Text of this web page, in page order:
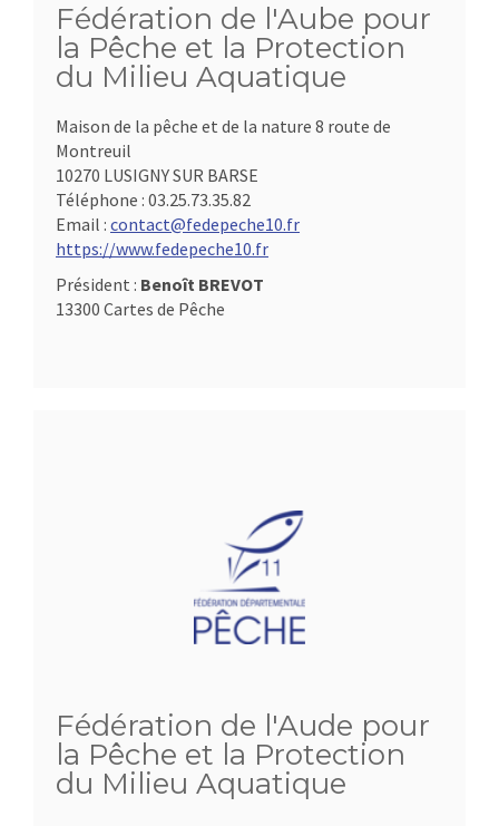
Fédération de l'Aube pour
la Pêche et la Protection
du Milieu Aquatique
Maison de la pêche et de la nature 8 route de
Montreuil
10270 LUSIGNY SUR BARSE
Téléphone : 03.25.73.35.82
Email : contact@fedepeche10.fr
https://www.fedepeche10.fr
Président : Benoît BREVOT
13300 Cartes de Pêche
Fédération de l'Aude pour
la Pêche et la Protection
du Milieu Aquatique